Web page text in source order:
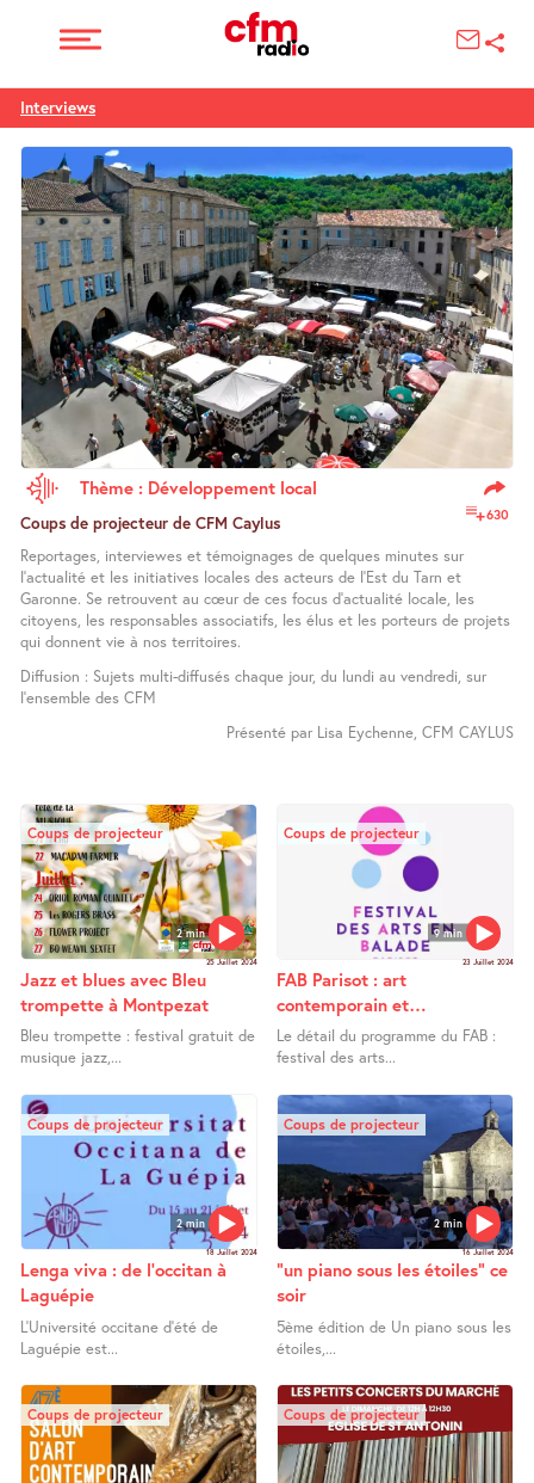
Interviews
Thème : Développement local
630
Coups de projecteur de CFM Caylus
Reportages, interviewes et témoignages de quelques minutes sur
l’actualité et les initiatives locales des acteurs de l’Est du Tarn et
Garonne. Se retrouvent au cœur de ces focus d’actualité locale, les
citoyens, les responsables associatifs, les élus et les porteurs de projets
qui donnent vie à nos territoires.
Diffusion : Sujets multi-­diffusés chaque jour, du lundi au vendredi, sur
l’ensemble des CFM
Présenté par Lisa Eychenne, CFM CAYLUS
2 min
Coups de projecteur
25 Juillet 2024
Jazz et blues avec Bleu
trompette à Montpezat
Bleu trompette : festival gratuit de
musique jazz,...
9 min
Coups de projecteur
23 Juillet 2024
FAB Parisot : art
contemporain et
déambulation
Le détail du programme du FAB :
festival des arts...
2 min
Coups de projecteur
18 Juillet 2024
Lenga viva : de l’occitan à
Laguépie
L’Université occitane d’été de
Laguépie est...
2 min
Coups de projecteur
16 Juillet 2024
"un piano sous les étoiles" ce
soir
5ème édition de Un piano sous les
étoiles,...
Coups de projecteur Coups de projecteur